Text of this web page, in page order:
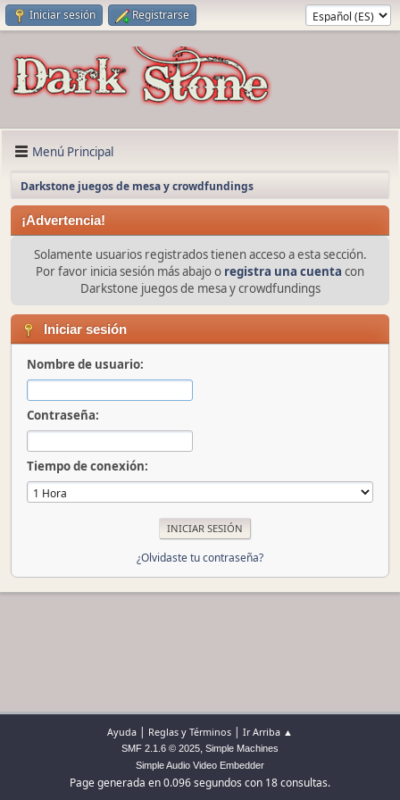
Iniciar sesión Registrarse
Menú Principal
Darkstone juegos de mesa y crowdfundings
¡Advertencia!
Solamente usuarios registrados tienen acceso a esta sección.
Por favor inicia sesión más abajo o registra una cuenta con
Darkstone juegos de mesa y crowdfundings
Iniciar sesión
Nombre de usuario:
Contraseña:
Tiempo de conexión:
¿Olvidaste tu contraseña?
Ayuda | Reglas y Términos | Ir Arriba ▲
SMF 2.1.6 © 2025, Simple Machines
Simple Audio Video Embedder
Page generada en 0.096 segundos con 18 consultas.